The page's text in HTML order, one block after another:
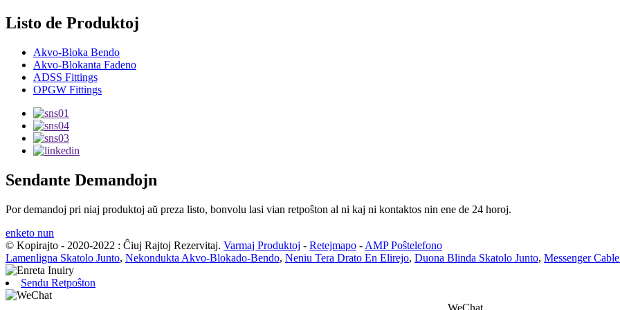
Listo de Produktoj
Akvo-Bloka Bendo
Akvo-Blokanta Fadeno
ADSS Fittings
OPGW Fittings
Sendante Demandojn
Por demandoj pri niaj produktoj aŭ preza listo, bonvolu lasi vian retpoŝton al ni kaj ni kontaktos nin ene de 24 horoj.
enketo nun
© Kopirajto - 2020-2022 : Ĉiuj Rajtoj Rezervitaj. Varmaj Produktoj - Retejmapo - AMP Poŝtelefono
Lamenligna Skatolo Junto, Nekondukta Akvo-Blokado-Bendo, Neniu Tera Drato En Elirejo, Duona Blinda Skatolo Junto, Messenger
Sendu Retpoŝton
WeChat